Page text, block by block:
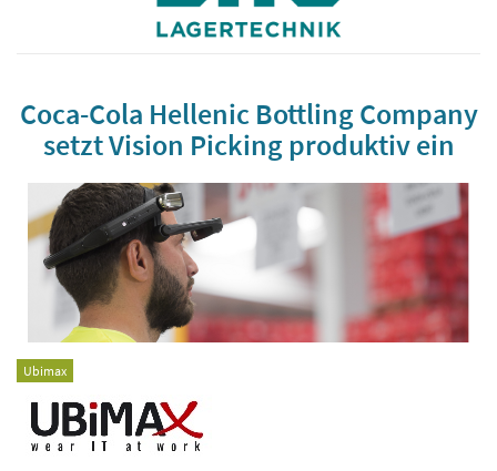
Coca-Cola Hellenic Bottling Company
setzt Vision Picking produktiv ein
Ubimax